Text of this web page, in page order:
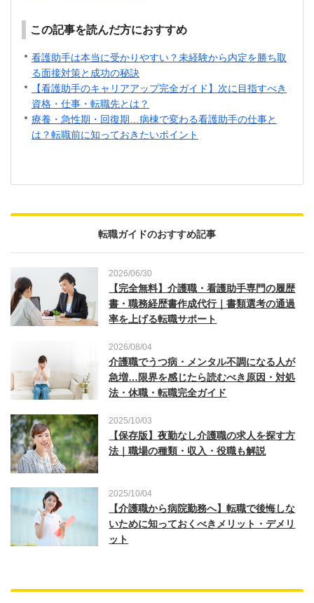
この記事を読んだ方におすすめ
看護助手は本当に受かりやすい？未経験から内定を勝ち取
る面接対策と成功の秘訣
【看護助手のキャリアアップ完全ガイド】次に目指すべき
資格・仕事・転職先とは？
療養・急性期・回復期…病棟で変わる看護助手の仕事と
は？転職前に知っておきたいポイント
転職ガイドのおすすめ記事
2026/06/30
【完全無料】介護職・看護助手専門の履歴
書・職務経歴書作成代行｜書類選考の通過
率を上げる転職サポート
2026/08/04
介護職でうつ病・メンタル不調になる人が
急増…限界を感じたら読むべき原因・対処
法・休職・転職完全ガイド
2025/10/03
【保存版】夜勤なし介護職の求人を探す方
法｜職場の種類・収入・役職も解説
2025/10/04
【介護職から病院勤務へ】転職で後悔しな
いために知っておくべきメリット・デメリ
ット